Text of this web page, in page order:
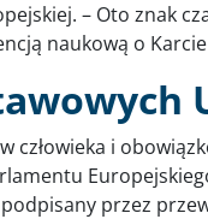
– Oto znak
naukową o
i
przez